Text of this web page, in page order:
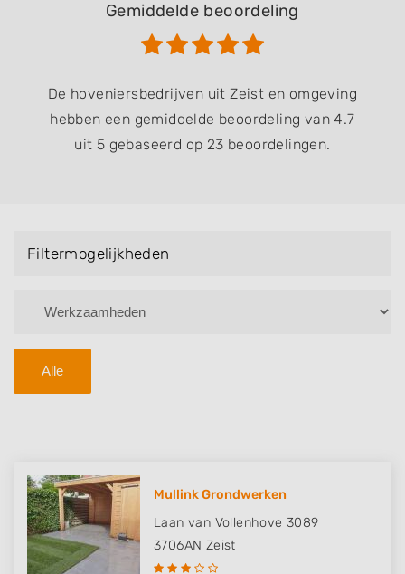
Gemiddelde beoordeling
De hoveniersbedrijven uit Zeist en omgeving
hebben een gemiddelde beoordeling van 4.7
uit 5 gebaseerd op 23 beoordelingen.
Filtermogelijkheden
Alle
Mullink Grondwerken
Laan van Vollenhove 3089
3706AN Zeist